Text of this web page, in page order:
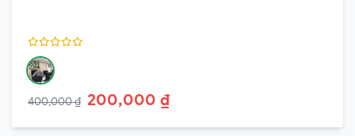
400,000 ₫ 200,000 ₫